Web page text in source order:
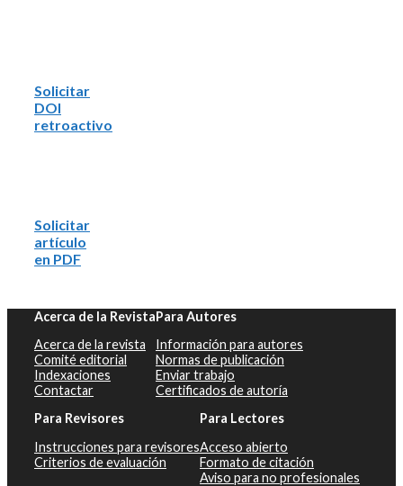
Solicitar
DOI
retroactivo
Solicitar
artículo
en PDF
Acerca de la Revista
Acerca de la revista
Comité editorial
Indexaciones
Contactar
Para Autores
Información para autores
Normas de publicación
Enviar trabajo
Certificados de autoría
Para Revisores
Instrucciones para revisores
Criterios de evaluación
Para Lectores
Acceso abierto
Formato de citación
Aviso para no profesionales